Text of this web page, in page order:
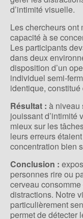
d’intimité visuelle.
Les chercheurs ont
capacité à se
Les participants
dans deux
disposition d’un
individuel semi-
identique,
Résultat : à niveau
jouissant d’intimité
mieux sur les
leurs erreurs
concentration bien
Conclusion :
personnes rire ou
cerveau
distractions. Notre
particulièrement
permet de détecter